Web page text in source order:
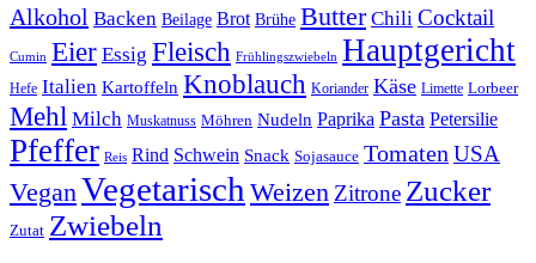
Alkohol Backen Beilage Brot Brühe Butter Chili Cocktail
Cumin Eier Essig Fleisch Frühlingszwiebeln Hauptgericht
Hefe Italien Kartoffeln Knoblauch Koriander Käse Limette Lorbeer
Mehl Milch Muskatnuss Möhren Nudeln Paprika Pasta Petersilie
Pfeffer Reis Rind Schwein Snack Sojasauce Tomaten USA
VeganVegetarisch Weizen Zitrone Zucker
Zutat Zwiebeln